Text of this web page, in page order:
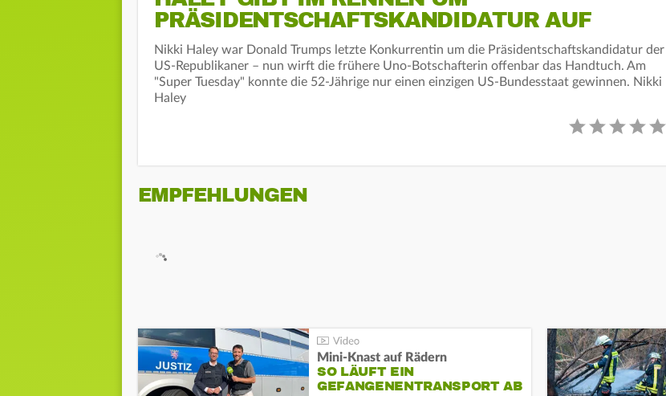
PRÄSIDENTSCHAFTSKANDIDATUR AUF
Nikki Haley war Donald Trumps letzte Konkurrentin um die Präsidentschaftskandidatur der
US-Republikaner – nun wirft die frühere Uno-Botschafterin offenbar das Handtuch. Am
"Super Tuesday" konnte die 52-Jährige nur einen einzigen US-Bundesstaat gewinnen. Nikki
Haley
EMPFEHLUNGEN
Mini-Knast auf Rädern
SO LÄUFT EIN
GEFANGENENTRANSPORT AB